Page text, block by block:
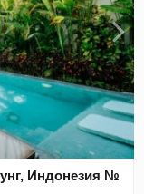
Индонезия №